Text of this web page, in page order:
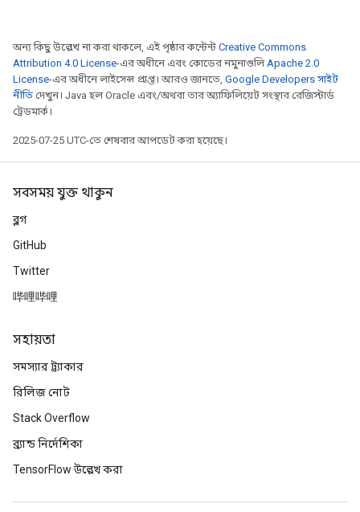
অন্য কিছু উল্লেখ না করা থাকলে, এই পৃষ্ঠার কন্টেন্ট Creative Commons
Attribution 4.0 License-এর অধীনে এবং কোডের নমুনাগুলিApache 2.0
License-এর অধীনে লাইসেন্স প্রাপ্ত। আরও জানতে, Google Developers সাইট
নীতি দেখুন। Java হল Oracle এবং/অথবা তার অ্যাফিলিয়েট সংস্থার রেজিস্টার্ড
ট্রেডমার্ক।
2025-07-25 UTC-তে শেষবার আপডেট করা হয়েছে।
সবসময় যুক্ত থাকুন
ব্লগ
GitHub
Twitter
哔哩哔哩
সহায়তা
সমস্যার ট্র্যাকার
রিলিজ নোট
Stack Overflow
ব্র্যান্ড নির্দেশিকা
TensorFlow উল্লেখ করা